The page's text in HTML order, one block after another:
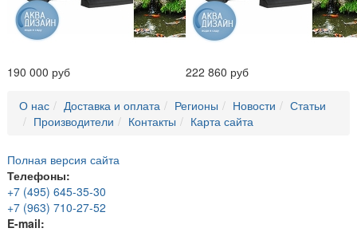
190 000 руб 222 860 руб
О нас Доставка и оплата Регионы Новости
Статьи
Производители
Контакты Карта сайта
Полная версия сайта
Телефоны:
+7 (495) 645-35-30
+7 (963) 710-27-52
E-mail: